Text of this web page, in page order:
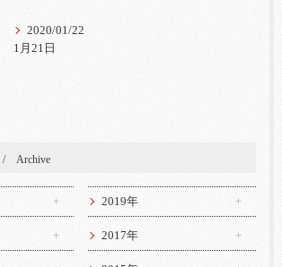
2020/01/22
1月21日
Archive
2019年
2017年